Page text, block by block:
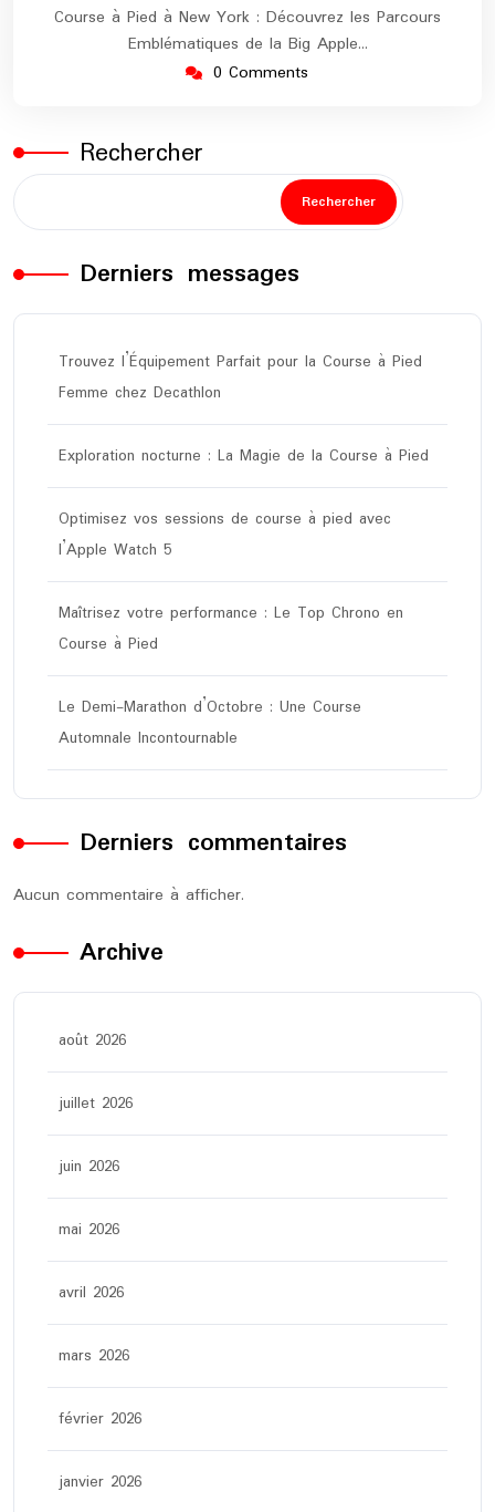
Course à Pied à New York : Découvrez les Parcours
Emblématiques de la Big Apple…
0 Comments
Rechercher
Rechercher
Derniers messages
Trouvez l’Équipement Parfait pour la Course à Pied
Femme chez Decathlon
Exploration nocturne : La Magie de la Course à Pied
Optimisez vos sessions de course à pied avec
l’Apple Watch 5
Maîtrisez votre performance : Le Top Chrono en
Course à Pied
Le Demi-Marathon d’Octobre : Une Course
Automnale Incontournable
Derniers commentaires
Aucun commentaire à afficher.
Archive
août 2026
juillet 2026
juin 2026
mai 2026
avril 2026
mars 2026
février 2026
janvier 2026